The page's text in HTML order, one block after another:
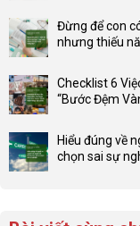
Lợi
thế
sức
mạnh
network
gia
đình
bình
luận
Đầu
tư
sớm:
Chiến
Đừng để con
nhưng thiếu
bình
luận
Đừng
để
bộ
Checklist 6
“Bước Đệm
bình
luận
Hiểu đúng về
chọn sai sự
luận